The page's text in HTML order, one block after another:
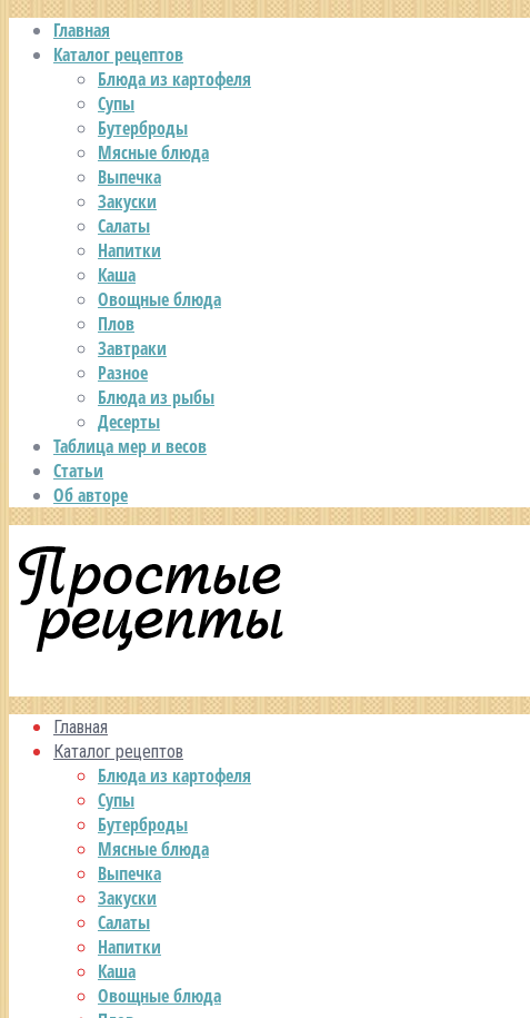
Главная
Каталог рецептов
Блюда из картофеля
Супы
Бутерброды
Мясные блюда
Выпечка
Закуски
Салаты
Напитки
Каша
Овощные блюда
Плов
Завтраки
Разное
Блюда из рыбы
Десерты
Таблица мер и весов
Статьи
Об авторе
Главная
Каталог рецептов
Блюда из картофеля
Супы
Бутерброды
Мясные блюда
Выпечка
Закуски
Салаты
Напитки
Каша
Овощные блюда